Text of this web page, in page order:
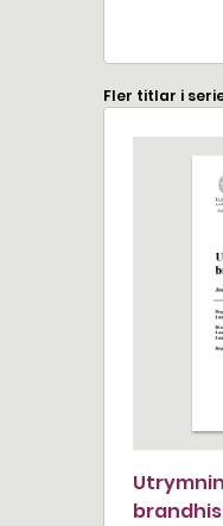
Fler titlar i serie